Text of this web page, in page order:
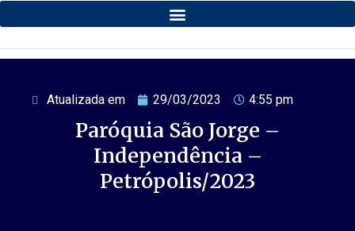
Atualizada em 29/03/2023 4:55 pm
Paróquia São Jorge –
Independência –
Petrópolis/2023